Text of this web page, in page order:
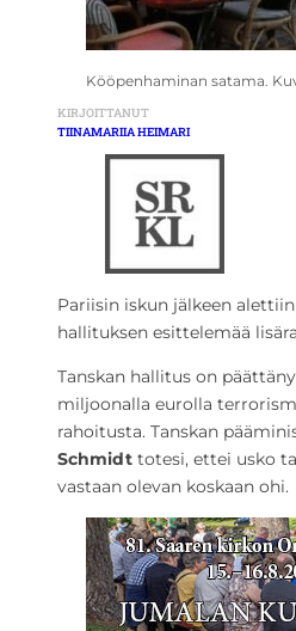
Kööpenhaminan satama.
KIRJOITTANUT
TIINAMARIIA HEIMARI
Pariisin iskun jälkeen
hallituksen esittelemää
Tanskan hallitus on
miljoonalla eurolla
rahoitusta. Tanskan
Schmidt totesi, ettei usko
vastaan olevan koskaan ohi.